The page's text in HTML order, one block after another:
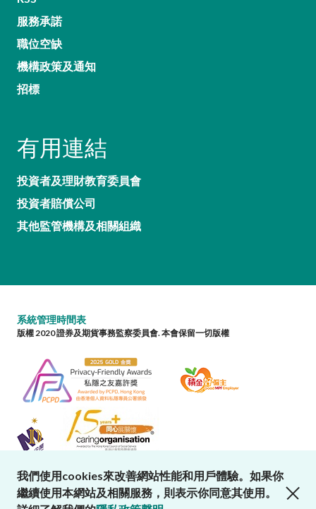
服務承諾
職位空缺
機構政策及通知
招標
有用連結
投資者及理財教育委員會
投資者賠償公司
其他監管機構及相關組織
系統管理時間表
版權 2020 證券及期貨事務監察委員會. 本會保留一切版權
我們使用cookies來改善網站性能和用戶體驗。如果你
繼續使用本網站及相關服務，則表示你同意其使用。
close cookies alert